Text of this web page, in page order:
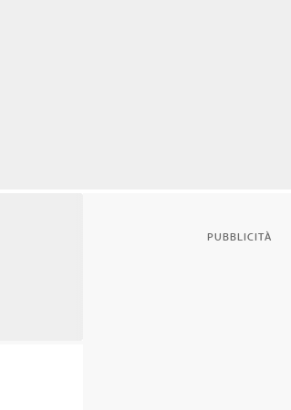
PUBBLICITÀ